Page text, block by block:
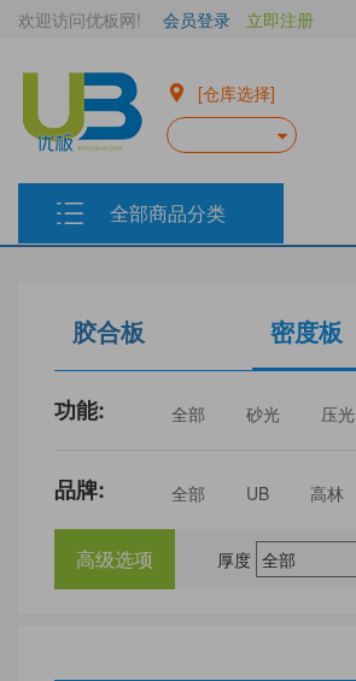
欢迎访问优板网! 会员登录 立即注册
[仓库选择]
全部商品分类
胶合板 密度板
功能: 全部 砂光 压光
品牌: 全部 UB 高林
三威
建瓯福人
高级选项 厚度